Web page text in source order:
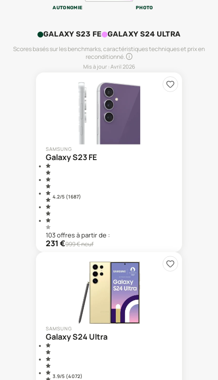
PHOTO
AUTONOMIE
GALAXY S23 FE GALAXY S24 ULTRA
Scores basés sur les benchmarks, caractéristiques techniques et prix en
reconditionné.
Mis à jour : Avril 2026
SAMSUNG
Galaxy S23 FE
4.2/5 (1 687)
103offresà partir de :
231€999€ neuf
SAMSUNG
Galaxy S24 Ultra
3.9/5 (4 072)